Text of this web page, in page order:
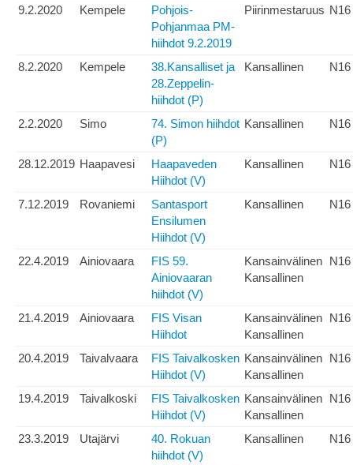
9.2.2020 Kempele
Pohjois-
Pohjanmaa PM-
hiihdot 9.2.2019
Piirinmestaruus N16
8.2.2020 Kempele
38.Kansalliset ja
28.Zeppelin-
hiihdot (P)
Kansallinen N16
2.2.2020 Simo
74. Simon hiihdot
(P)
Kansallinen N16
28.12.2019 Haapavesi
Haapaveden
Hiihdot (V)
Kansallinen N16
7.12.2019 Rovaniemi
Santasport
Ensilumen
Hiihdot (V)
Kansallinen N16
22.4.2019 Ainiovaara
FIS 59.
Ainiovaaran
hiihdot (V)
Kansainvälinen
Kansallinen
N16
21.4.2019 Ainiovaara
FIS Visan
Hiihdot
Kansainvälinen
Kansallinen
N16
20.4.2019 Taivalvaara
FIS Taivalkosken
Hiihdot (V)
Kansainvälinen
Kansallinen
N16
19.4.2019 Taivalkoski
FIS Taivalkosken
Hiihdot (V)
Kansainvälinen
Kansallinen
N16
23.3.2019 Utajärvi
40. Rokuan
hiihdot (V)
Kansallinen N16